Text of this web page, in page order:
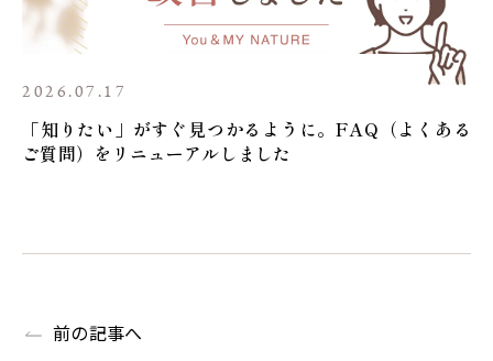
2026.07.17
「知りたい」がすぐ見つかるように。FAQ（よくある
ご質問）をリニューアルしました
前の記事へ